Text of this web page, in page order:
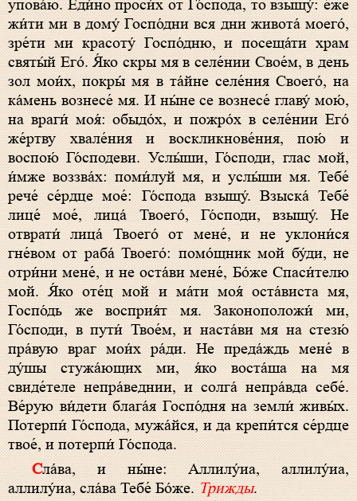
упова́ю. Еди́но проси́х от Го́спода, то взыщу́: е́же
жи́ти ми в дому́ Госпо́дни вся дни живота́ моего́,
зре́ти ми красоту́ Госпо́дню, и посеща́ти храм
святы́й Его́. Я́ко скры мя в селе́нии Свое́м, в день
зол мои́х, покры́ мя в та́йне селе́ния Своего́, на
ка́мень вознесе́ мя. И ны́не се вознесе́ главу́ мою́,
на враги́ моя́: обыдо́х, и пожро́х в селе́нии Его́
же́ртву хвале́ния и воскликнове́ния, пою́ и
воспою́ Го́сподеви. Услы́ши, Го́споди, глас мой,
и́мже воззва́х: поми́луй мя, и услы́ши мя. Тебе́
рече́ се́рдце мое́: Го́спода взыщу́. Взыска́ Тебе́
лице́ мое́, лица́ Твоего́, Го́споди, взыщу́. Не
отврати́ лица́ Твоего́ от мене́, и не уклони́ся
гне́вом от раба́ Твоего́: помо́щник мой бу́ди, не
отри́ни мене́, и не оста́ви мене́, Бо́же Спаси́телю
мой. Я́ко оте́ц мой и ма́ти моя́ оста́виста мя,
Госпо́дь же восприя́т мя. Законоположи́ ми,
Го́споди, в пути́ Твое́м, и наста́ви мя на стезю́
пра́вую враг мои́х ра́ди. Не преда́ждь мене́ в
ду́шы стужа́ющих ми, я́ко воста́ша на мя
свиде́теле непра́веднии, и солга́ непра́вда себе́.
Ве́рую ви́дети блага́я Госпо́дня на земли́ живы́х.
Потерпи́ Го́спода, мужа́йся, и да крепи́тся се́рдце
твое́, и потерпи́ Го́спода.
Сла́ва, и ны́не: Аллилу́иа, аллилу́иа,
аллилу́иа, сла́ва Тебе́ Бо́же.Трижды.